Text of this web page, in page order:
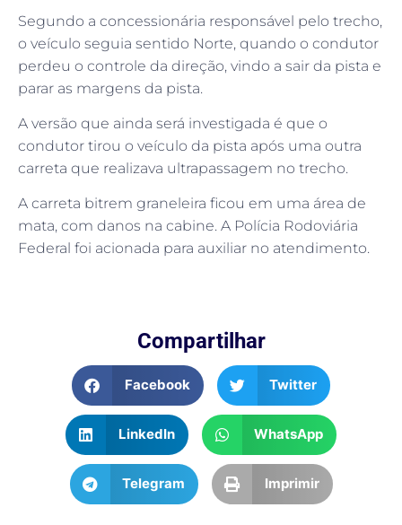
Segundo a concessionária responsável pelo trecho,
o veículo seguia sentido Norte, quando o condutor
perdeu o controle da direção, vindo a sair da pista e
parar as margens da pista.
A versão que ainda será investigada é que o
condutor tirou o veículo da pista após uma outra
carreta que realizava ultrapassagem no trecho.
A carreta bitrem graneleira ficou em uma área de
mata, com danos na cabine. A Polícia Rodoviária
Federal foi acionada para auxiliar no atendimento.
Compartilhar
Facebook Twitter
LinkedIn WhatsApp
Telegram Imprimir